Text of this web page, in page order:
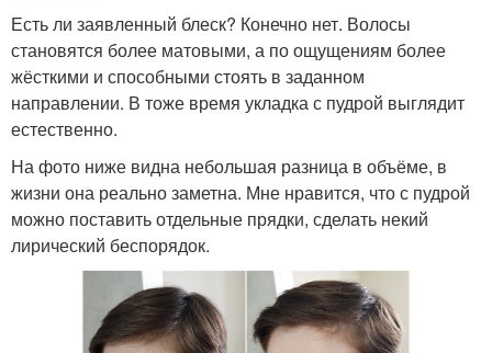
Есть ли заявленный блеск? Конечно нет. Волосы
становятся более матовыми, а по ощущениям более
жёсткими и способными стоять в заданном
направлении. В тоже время укладка с пудрой выглядит
естественно.
На фото ниже видна небольшая разница в объёме, в
жизни она реально заметна. Мне нравится, что с пудрой
можно поставить отдельные прядки, сделать некий
лирический беспорядок.